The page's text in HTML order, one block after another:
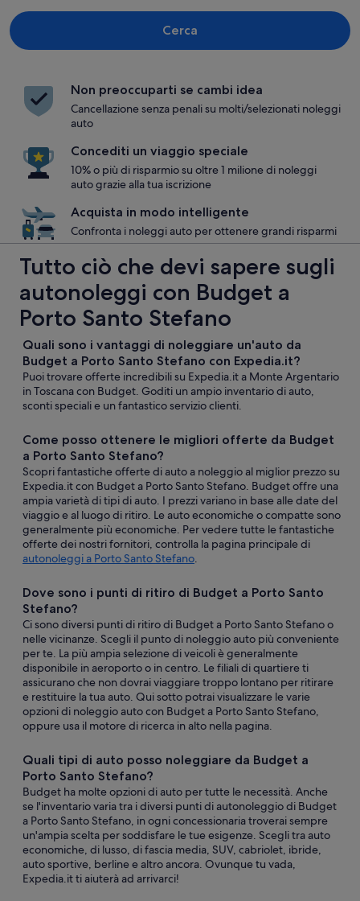
Cerca
Non preoccuparti se cambi idea
Cancellazione senza penali su molti/selezionati noleggi
auto
Concediti un viaggio speciale
10% o più di risparmio su oltre 1 milione di noleggi
auto grazie alla tua iscrizione
Acquista in modo intelligente
Confronta i noleggi auto per ottenere grandi risparmi
Tutto ciò che devi sapere sugli
autonoleggi con Budget a
Porto Santo Stefano
Quali sono i vantaggi di noleggiare un'auto da
Budget a Porto Santo Stefano con Expedia.it?
Puoi trovare offerte incredibili su Expedia.it a Monte Argentario
in Toscana con Budget. Goditi un ampio inventario di auto,
sconti speciali e un fantastico servizio clienti.
Come posso ottenere le migliori offerte da Budget
a Porto Santo Stefano?
Scopri fantastiche offerte di auto a noleggio al miglior prezzo su
Expedia.it con Budget a Porto Santo Stefano. Budget offre una
ampia varietà di tipi di auto. I prezzi variano in base alle date del
viaggio e al luogo di ritiro. Le auto economiche o compatte sono
generalmente più economiche. Per vedere tutte le fantastiche
offerte dei nostri fornitori, controlla la pagina principale di
autonoleggi a Porto Santo Stefano.
Dove sono i punti di ritiro di Budget a Porto Santo
Stefano?
Ci sono diversi punti di ritiro di Budget a Porto Santo Stefano o
nelle vicinanze. Scegli il punto di noleggio auto più conveniente
per te. La più ampia selezione di veicoli è generalmente
disponibile in aeroporto o in centro. Le filiali di quartiere ti
assicurano che non dovrai viaggiare troppo lontano per ritirare
e restituire la tua auto. Qui sotto potrai visualizzare le varie
opzioni di noleggio auto con Budget a Porto Santo Stefano,
oppure usa il motore di ricerca in alto nella pagina.
Quali tipi di auto posso noleggiare da Budget a
Porto Santo Stefano?
Budget ha molte opzioni di auto per tutte le necessità. Anche
se l'inventario varia tra i diversi punti di autonoleggio di Budget
a Porto Santo Stefano, in ogni concessionaria troverai sempre
un'ampia scelta per soddisfare le tue esigenze. Scegli tra auto
economiche, di lusso, di fascia media, SUV, cabriolet, ibride,
auto sportive, berline e altro ancora. Ovunque tu vada,
Expedia.it ti aiuterà ad arrivarci!